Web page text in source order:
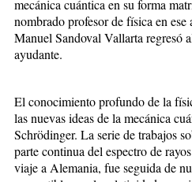
mecánica cuántica en su forma
nombrado profesor de física en
Manuel Sandoval Vallarta regresó
ayudante.
El conocimiento profundo de la
las nuevas ideas de la mecánica
Schrödinger. La serie de trabajos
parte continua del espectro de
viaje a Alemania, fue seguida de